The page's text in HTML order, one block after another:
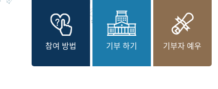
참여 방법 기부 하기 기부자 예우